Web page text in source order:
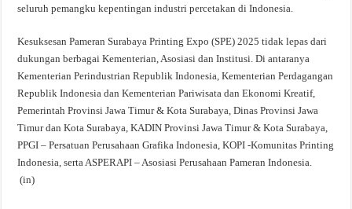
seluruh pemangku kepentingan industri percetakan di Indonesia.
Kesuksesan Pameran Surabaya Printing Expo (SPE) 2025 tidak lepas dari
dukungan berbagai Kementerian, Asosiasi dan Institusi. Di antaranya
Kementerian Perindustrian Republik Indonesia, Kementerian Perdagangan
Republik Indonesia dan Kementerian Pariwisata dan Ekonomi Kreatif,
Pemerintah Provinsi Jawa Timur & Kota Surabaya, Dinas Provinsi Jawa
Timur dan Kota Surabaya, KADIN Provinsi Jawa Timur & Kota Surabaya,
PPGI – Persatuan Perusahaan Grafika Indonesia, KOPI -Komunitas Printing
Indonesia, serta ASPERAPI – Asosiasi Perusahaan Pameran Indonesia.
(in)